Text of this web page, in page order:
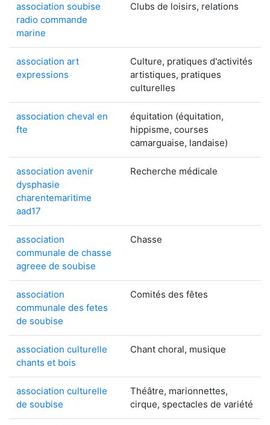
association soubise
radio commande
marine
Clubs de loisirs, relations
association art
expressions
Culture, pratiques d'activités
artistiques, pratiques
culturelles
association cheval en
fte
équitation (équitation,
hippisme, courses
camarguaise, landaise)
association avenir
dysphasie
charentemaritime
aad17
Recherche médicale
association
communale de chasse
agreee de soubise
Chasse
association
communale des fetes
de soubise
Comités des fêtes
association culturelle
chants et bois
Chant choral, musique
association culturelle
de soubise
Théâtre, marionnettes,
cirque, spectacles de variété